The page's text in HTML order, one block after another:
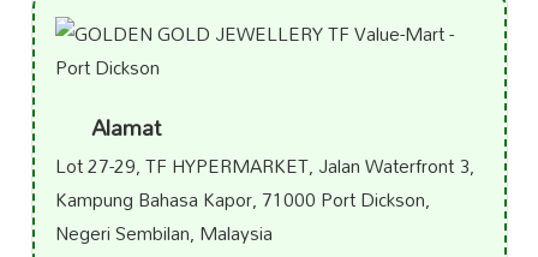
Alamat
Lot 27-29, TF HYPERMARKET, Jalan Waterfront 3,
Kampung Bahasa Kapor, 71000 Port Dickson,
Negeri Sembilan, Malaysia